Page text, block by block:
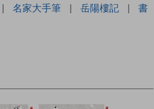
| 名家大手筆 | 岳陽樓記 |
書